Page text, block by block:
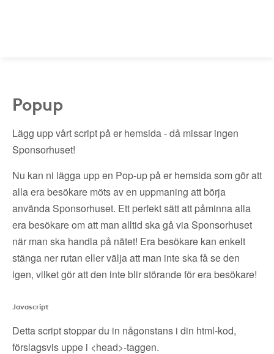
Popup
Lägg upp vårt script på er hemsida - då missar ingen
Sponsorhuset!
Nu kan ni lägga upp en Pop-up på er hemsida som gör att
alla era besökare möts av en uppmaning att börja
använda Sponsorhuset. Ett perfekt sätt att påminna alla
era besökare om att man alltid ska gå via Sponsorhuset
när man ska handla på nätet! Era besökare kan enkelt
stänga ner rutan eller välja att man inte ska få se den
igen, vilket gör att den inte blir störande för era besökare!
Javascript
Detta script stoppar du in någonstans i din html-kod,
förslagsvis uppe i <head>-taggen.